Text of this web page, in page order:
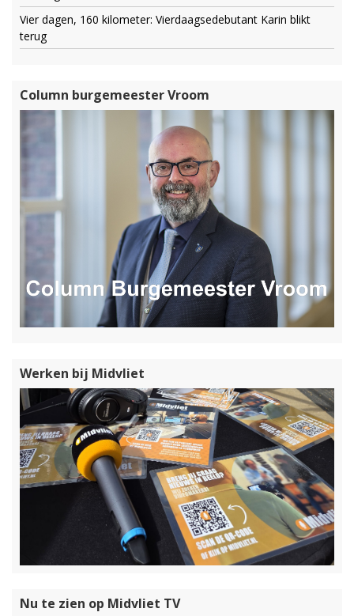
Vier dagen, 160 kilometer: Vierdaagsedebutant Karin blikt
terug
Column burgemeester Vroom
Werken bij Midvliet
Nu te zien op Midvliet TV